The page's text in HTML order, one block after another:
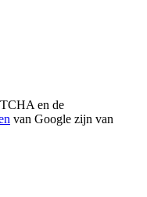
en de
van Google zijn van